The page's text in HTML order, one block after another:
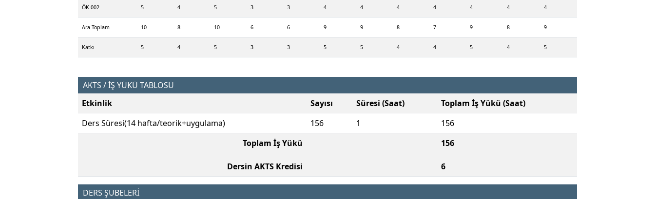
ÖK 002 5 4 5 3 3 4 4 4 4 4 4 4
Ara Toplam 10 8 10 6 6 9 9 8 7 9 8 9
Katkı 5 4 5 3 3 5 5 4 4 5 4 5
AKTS / İŞ YÜKÜ TABLOSU
Etkinlik
Sayısı Süresi (Saat)
Toplam İş Yükü (Saat)
Ders Süresi(14 hafta/teorik+uygulama)
156 1
156
Toplam İş Yükü
Dersin AKTS Kredisi
156
6
DERS ŞUBELERİ